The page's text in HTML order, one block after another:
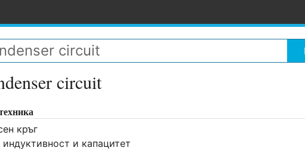
circuit
кръг
индуктивност и капацитет